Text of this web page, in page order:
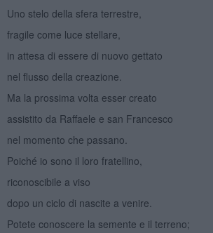
Uno stelo della sfera terrestre,
fragile come luce stellare,
in attesa di essere di nuovo gettato
nel flusso della creazione.
Ma la prossima volta esser creato
assistito da Raffaele e san Francesco
nel momento che passano.
Poiché io sono il loro fratellino,
riconoscibile a viso
dopo un ciclo di nascite a venire.
Potete conoscere la semente e il terreno;